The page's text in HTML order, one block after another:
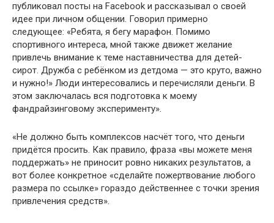
публиковал посты на Facebook и рассказывал о своей
идее при личном общении. Говорил примерно
следующее: «Ребята, я бегу марафон. Помимо
спортивного интереса, мной также движет желание
привлечь внимание к теме наставничества для детей-
сирот. Дружба с ребёнком из детдома — это круто, важно
и нужно!» Люди интересовались и перечисляли деньги. В
этом заключалась вся подготовка к моему
фандрайзинговому эксперименту».
«Не должно быть комплексов насчёт того, что деньги
придётся просить. Как правило, фраза «вы можете меня
поддержать» не приносит ровно никаких результатов, а
вот более конкретное «сделайте пожертвование любого
размера по ссылке» гораздо действеннее с точки зрения
привлечения средств».